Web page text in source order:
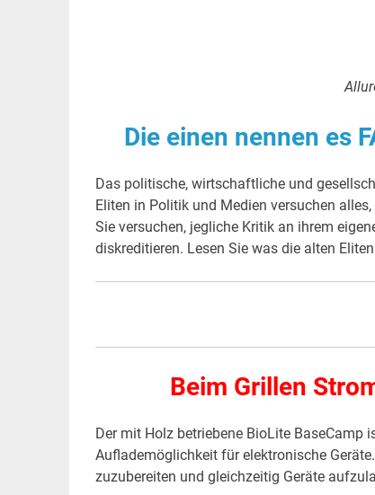
Die einen nennen es
Das politische, wirtschaftliche und
Eliten in Politik und Medien versuchen
Sie versuchen, jegliche Kritik an ihrem
diskreditieren. Lesen Sie was die alten
Beim Grillen
Der mit Holz betriebene BioLite
Auflademöglichkeit für elektronische
zuzubereiten und gleichzeitig Geräte